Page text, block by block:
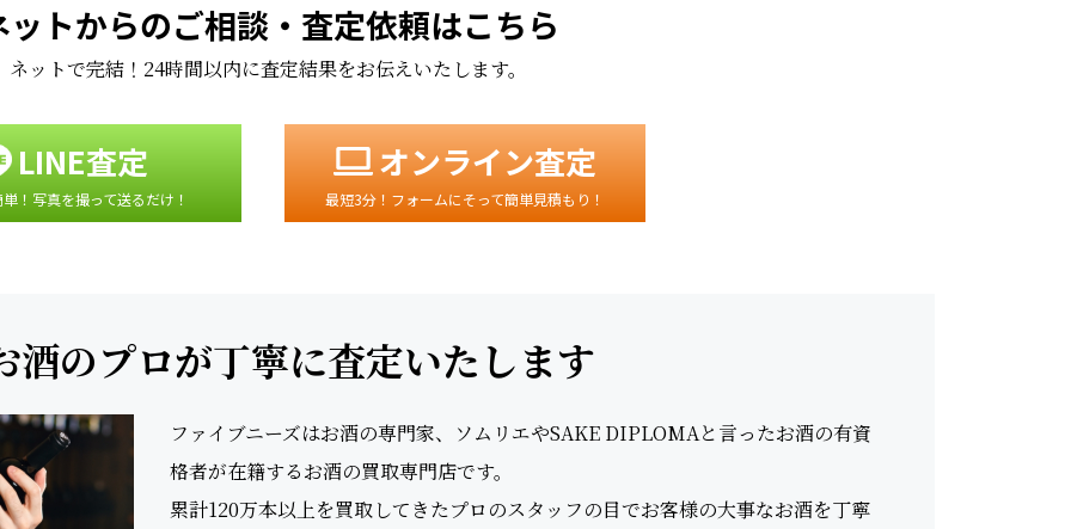
ットからのご相談・査定依頼はこちら
ネットで完結！24時間以内に査定結果をお伝えいたします。
LINE査定
！写真を撮って送るだけ！
オンライン査定
最短3分！フォームにそって簡単見積もり！
酒のプロが丁寧に査定いたします
ファイブニーズはお酒の専門家、ソムリエやSAKE DIPLOMAと言ったお酒の有資
格者が在籍するお酒の買取専門店です。
累計120万本以上を買取してきたプロのスタッフの目でお客様の大事なお酒を丁寧